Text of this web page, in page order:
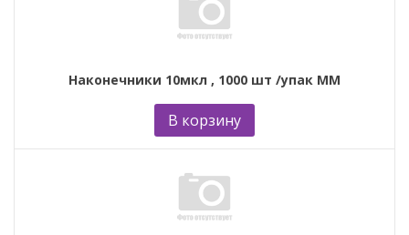
Наконечники 10мкл , 1000 шт /упак ММ
В корзину